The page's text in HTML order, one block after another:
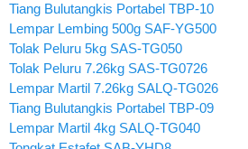
Tiang Bulutangkis Portabel TBP-10
Lempar Lembing 500g SAF-YG500
Tolak Peluru 5kg SAS-TG050
Tolak Peluru 7.26kg SAS-TG0726
Lempar Martil 7.26kg SALQ-TG026
Tiang Bulutangkis Portabel TBP-09
Lempar Martil 4kg SALQ-TG040